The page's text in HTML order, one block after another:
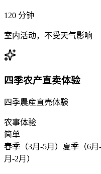
120 分钟
室内活动，不受天气影响
四季农产直卖体验
四季農産直売体験
农事体验
简单
春季（3月-5月）夏季（6
月-2月）